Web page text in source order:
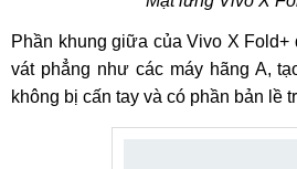
Phần khung giữa của Vivo X
vát phẳng như các máy hãng A,
không bị cấn tay và có phần bản lề